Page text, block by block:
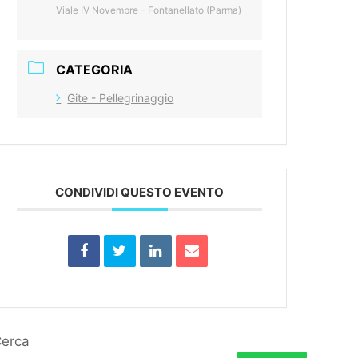
Viale IV Novembre - Fontanellato (Parma)
CATEGORIA
Gite - Pellegrinaggio
CONDIVIDI QUESTO EVENTO